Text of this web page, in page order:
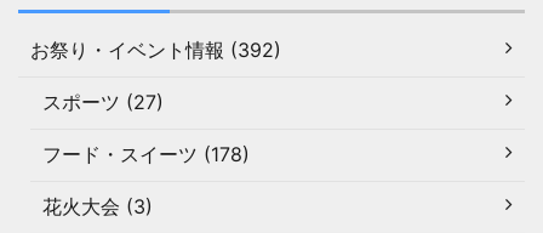
お祭り・イベント情報 (392)
スポーツ (27)
フード・スイーツ (178)
花火大会 (3)